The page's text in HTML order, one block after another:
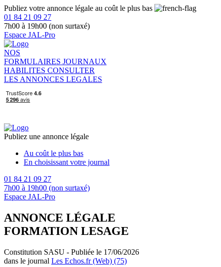
Publiez votre annonce légale au coût le plus bas
01 84 21 09 27
7h00 à 19h00 (non surtaxé)
Espace JAL-Pro
NOS
FORMULAIRES JOURNAUX
HABILITES CONSULTER
LES ANNONCES LEGALES
Publiez une annonce légale
Au coût le plus bas
En choisissant votre journal
01 84 21 09 27
7h00 à 19h00 (non surtaxé)
Espace JAL-Pro
ANNONCE LÉGALE
FORMATION LESAGE
Constitution SASU - Publiée le 17/06/2026
dans le journal Les Echos.fr (Web) (75)